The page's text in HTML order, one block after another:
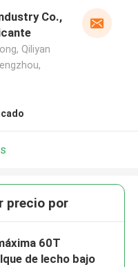
Co.,
Qiliyan
precio por
60T
de lecho bajo